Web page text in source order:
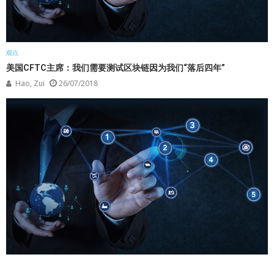
观点
美国CFTC主席：我们需要测试区块链因为我们“落后四年”
Hao, Zui 26/07/2018